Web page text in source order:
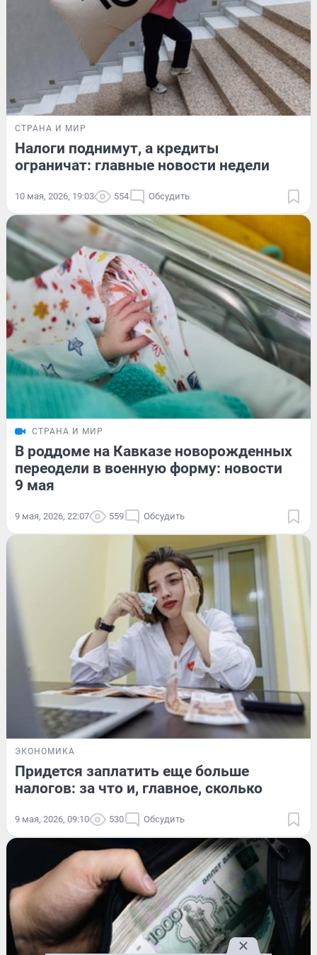
СТРАНА И МИР
Налоги поднимут, а кредиты
ограничат: главные новости недели
10 мая, 2026, 19:03 554 Обсудить
СТРАНА И МИР
В роддоме на Кавказе новорожденных
переодели в военную форму: новости
9 мая
9 мая, 2026, 22:07 559 Обсудить
ЭКОНОМИКА
Придется заплатить еще больше
налогов: за что и, главное, сколько
9 мая, 2026, 09:10 530 Обсудить